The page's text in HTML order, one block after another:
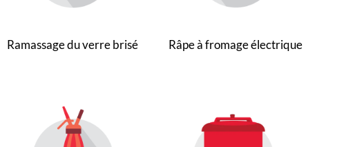
Ramassage du verre brisé Râpe à fromage électrique